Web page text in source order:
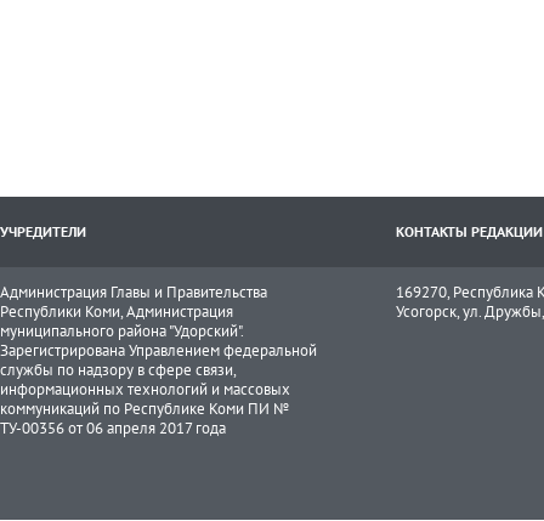
УЧРЕДИТЕЛИ КОНТАКТЫ РЕДАКЦИИ
Администрация Главы и Правительства
Республики Коми, Администрация
муниципального района "Удорский".
Зарегистрирована Управлением федеральной
службы по надзору в сфере связи,
информационных технологий и массовых
коммуникаций по Республике Коми ПИ №
ТУ-00356 от 06 апреля 2017 года
169270, Республика
Усогорск, ул.